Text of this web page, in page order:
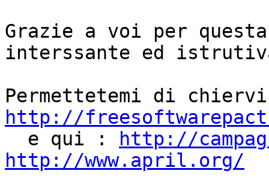
Grazie a voi per
interssante ed
http://
e qui :
http://
http://www.april.org/